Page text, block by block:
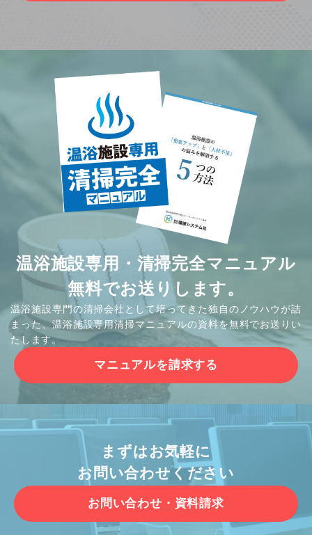
温浴施設専用・清掃完全マニュアル
無料でお送りします。
温浴施設専門の清掃会社として培ってきた独自のノウハウが詰
まった、温浴施設専用清掃マニュアルの資料を無料でお送りい
たします。
マニュアルを請求する
まずはお気軽に
お問い合わせください
お問い合わせ・資料請求